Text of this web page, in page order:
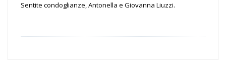
Sentite condoglianze, Antonella e Giovanna Liuzzi.